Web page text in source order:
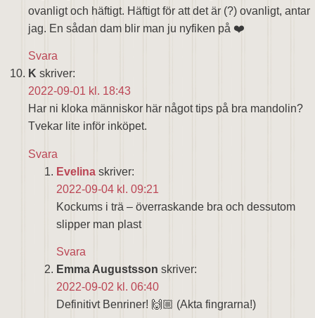
ovanligt och häftigt. Häftigt för att det är (?) ovanligt, antar
jag. En sådan dam blir man ju nyfiken på ❤️
Svara
K skriver:
2022-09-01 kl. 18:43
Har ni kloka människor här något tips på bra mandolin?
Tvekar lite inför inköpet.
Svara
Evelina skriver:
2022-09-04 kl. 09:21
Kockums i trä – överraskande bra och dessutom
slipper man plast
Svara
Emma Augustsson skriver:
2022-09-02 kl. 06:40
Definitivt Benriner! 🙌🏼 (Akta fingrarna!)